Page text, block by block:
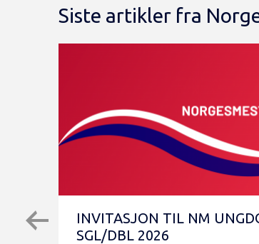
Siste artikler fra
INVITASJON TIL NM
SGL/DBL 2026